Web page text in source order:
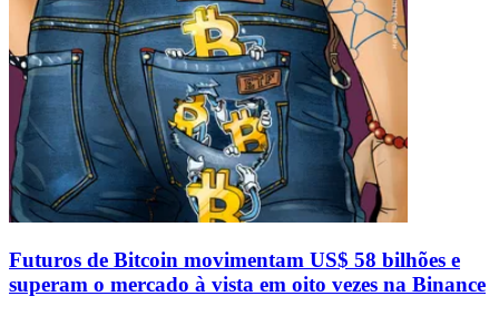
Futuros de Bitcoin movimentam US$ 58 bilhões e
superam o mercado à vista em oito vezes na Binance